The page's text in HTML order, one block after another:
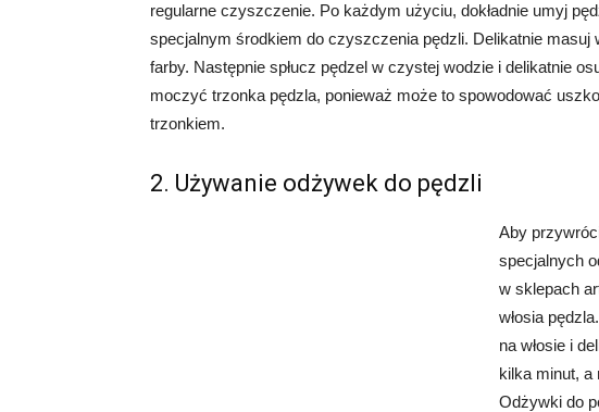
regularne czyszczenie. Po każdym użyciu, dokładnie umyj
specjalnym środkiem do czyszczenia pędzli. Delikatnie masuj
farby. Następnie spłucz pędzel w czystej wodzie i delikatnie
moczyć trzonka pędzla, ponieważ może to spowodować
trzonkiem.
2. Używanie odżywek do pędzli
Aby
specjalnych
w sklepach
włosia
na włosie i
kilka minut, a
Odżywki do